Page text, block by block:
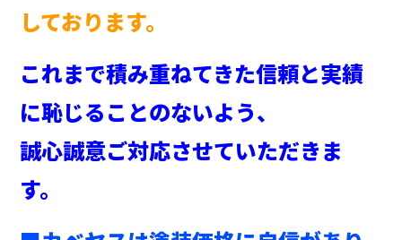
しております。
これまで積み重ねてきた信頼と実績
に恥じることのないよう、
誠心誠意ご対応させていただきま
す。